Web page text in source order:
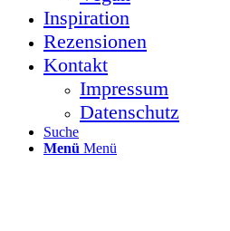
Inspiration
Rezensionen
Kontakt
Impressum
Datenschutz
Suche
Menü Menü